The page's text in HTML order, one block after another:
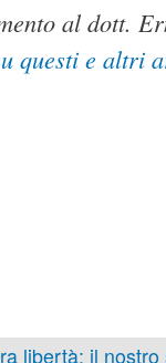
al dott.
questi e altri
libertà: il